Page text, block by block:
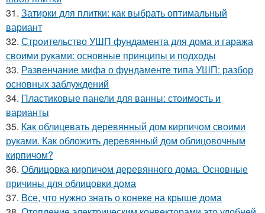
31. Затирки для плитки: как выбрать оптимальный
вариант
32. Строительство УШП фундамента для дома и гаража
своими руками: основные принципы и подходы
33. Развенчание мифа о фундаменте типа УШП: разбор
основных заблуждений
34. Пластиковые панели для ванны: стоимость и
варианты
35. Как облицевать деревянный дом кирпичом своими
руками. Как обложить деревянный дом облицовочным
кирпичом?
36. Облицовка кирпичом деревянного дома. Основные
причины для облицовки дома
37. Все, что нужно знать о конеке на крыше дома